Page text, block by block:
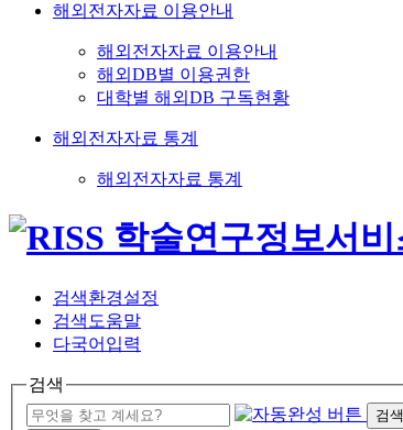
해외전자자료 이용안내
해외전자자료 이용안내
해외DB별 이용권한
대학별 해외DB 구독현황
해외전자자료 통계
해외전자자료 통계
검색환경설정
검색도움말
다국어입력
검색
검색